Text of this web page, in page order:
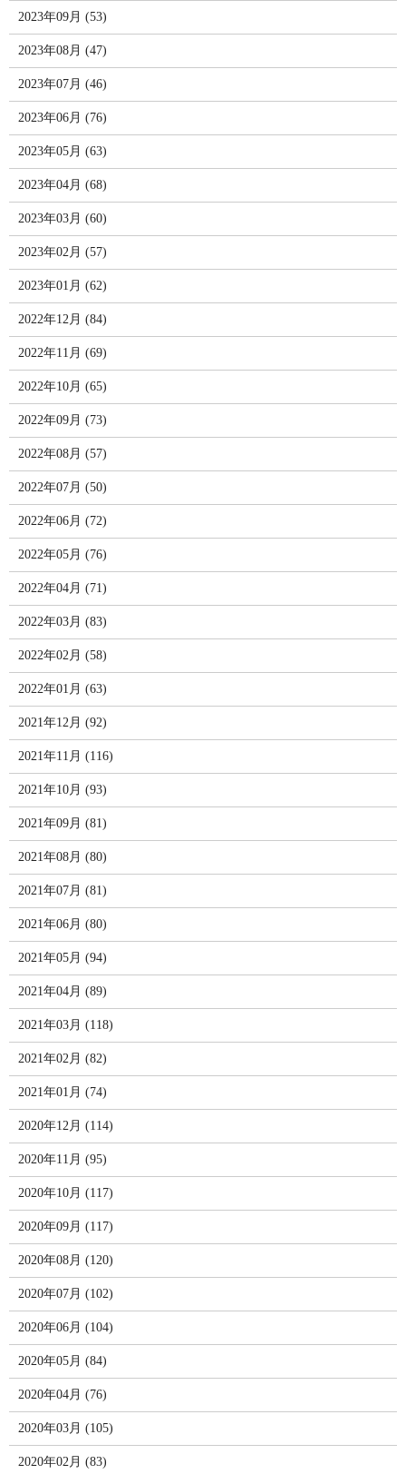
2023年09月 (53)
2023年08月 (47)
2023年07月 (46)
2023年06月 (76)
2023年05月 (63)
2023年04月 (68)
2023年03月 (60)
2023年02月 (57)
2023年01月 (62)
2022年12月 (84)
2022年11月 (69)
2022年10月 (65)
2022年09月 (73)
2022年08月 (57)
2022年07月 (50)
2022年06月 (72)
2022年05月 (76)
2022年04月 (71)
2022年03月 (83)
2022年02月 (58)
2022年01月 (63)
2021年12月 (92)
2021年11月 (116)
2021年10月 (93)
2021年09月 (81)
2021年08月 (80)
2021年07月 (81)
2021年06月 (80)
2021年05月 (94)
2021年04月 (89)
2021年03月 (118)
2021年02月 (82)
2021年01月 (74)
2020年12月 (114)
2020年11月 (95)
2020年10月 (117)
2020年09月 (117)
2020年08月 (120)
2020年07月 (102)
2020年06月 (104)
2020年05月 (84)
2020年04月 (76)
2020年03月 (105)
2020年02月 (83)